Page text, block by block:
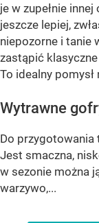
je w zupełnie
jeszcze lepiej,
niepozorne i tanie
zastąpić
To idealny
Wytrawne
Do przygotowania
Jest smaczna,
w sezonie można
warzywo,...